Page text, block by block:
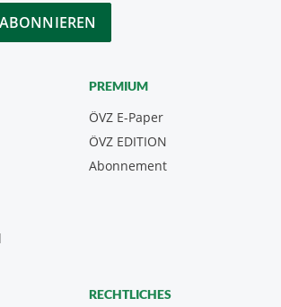
PREMIUM
ÖVZ E-Paper
Abonnement
ÖVZ EDITION
RECHTLICHES